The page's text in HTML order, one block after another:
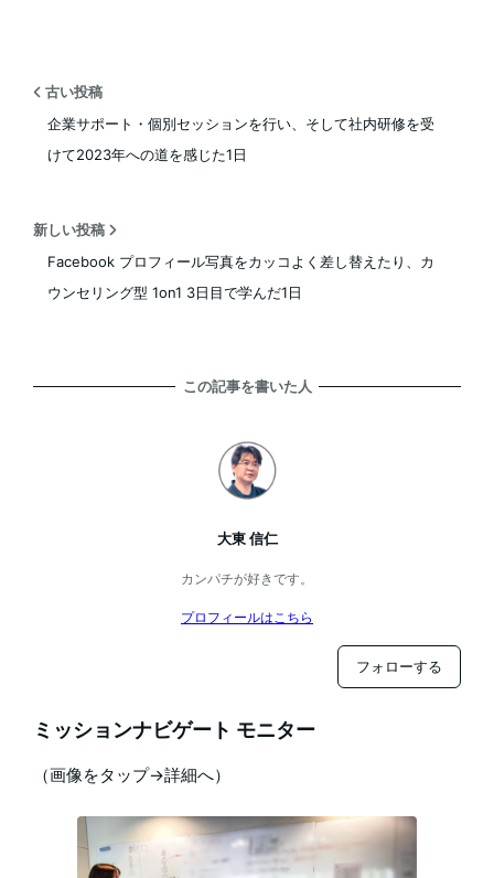
古い投稿
企業サポート・個別セッションを行い、そして社内研修を受
けて2023年への道を感じた1日
新しい投稿
Facebook プロフィール写真をカッコよく差し替えたり、カ
ウンセリング型 1on1 3日目で学んだ1日
この記事を書いた人
大東 信仁
カンパチが好きです。
プロフィールはこちら
フォローする
ミッションナビゲート モニター
（画像をタップ→詳細へ）